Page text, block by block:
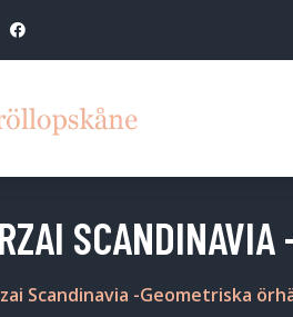
Scandinavia -Geometriska